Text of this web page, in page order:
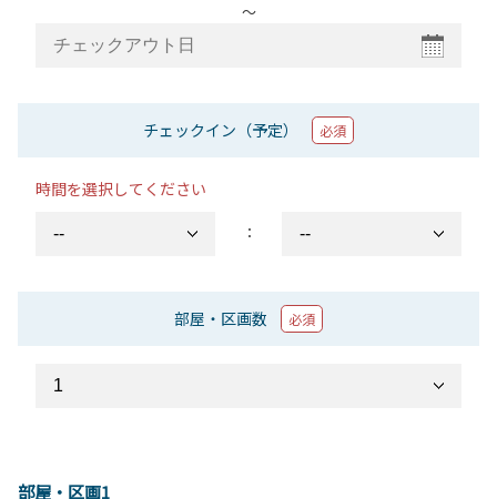
〜
チェックイン（予定） 必須
時間を選択してください
：
部屋・区画数 必須
部屋・区画1